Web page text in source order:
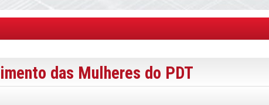
das Mulheres do PDT